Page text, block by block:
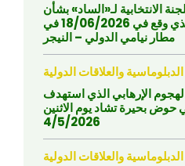
الانتخابية لـ«الساد» بشأن
الهجوم الإرهابي الذي وقع في 18/06/2026 في
مطار نيامي الدولي – النيجر
الدبلوماسية والعلاقات الدولية
الإرهابي الذي استهدف
حوض بحيرة تشاد يوم الاثنين
4/5/2026
الدبلوماسية والعلاقات الدولية